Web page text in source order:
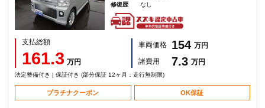
修復歴
なし
支払総額
161.3 万円
車両価格 154 万円
諸費用
7.3 万円
法定整備付き | 保証付き (部分保証 12ヶ月：走行無制限)
プラチナクーポン OK保証